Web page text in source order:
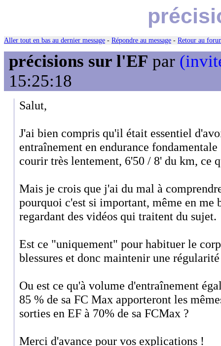
Aller tout en bas au dernier message - Répondre au message - Retour au
précisions sur l'EF par
15:25:18
Salut,
J'ai bien compris qu'il était essentiel
entraînement en endurance
courir très lentement, 6'50 / 8' du km, ce
Mais je crois que j'ai du mal à
pourquoi c'est si important, même en me
regardant des vidéos qui traitent du sujet.
Est ce "uniquement" pour habituer le
blessures et donc maintenir une
Ou est ce qu'à volume d'entraînement
85 % de sa FC Max apporteront les
sorties en EF à 70% de sa FCMax ?
Merci d'avance pour vos explications !